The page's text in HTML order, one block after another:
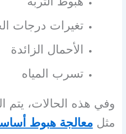
تغيرات درجات
الأحمال الزائدة
تسرب المياه
وفي هذه الحالات، يتم
مثل معالجة هبوط